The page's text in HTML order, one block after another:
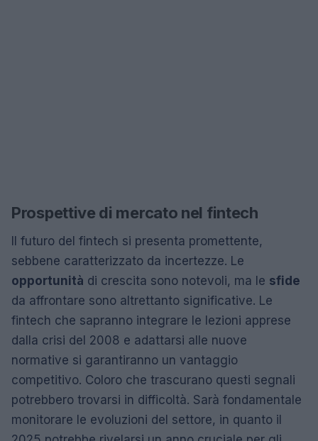
Prospettive di mercato nel fintech
Il futuro del fintech si presenta promettente,
sebbene caratterizzato da incertezze. Le
opportunità di crescita sono notevoli, ma le sfide
da affrontare sono altrettanto significative. Le
fintech che sapranno integrare le lezioni apprese
dalla crisi del 2008 e adattarsi alle nuove
normative si garantiranno un vantaggio
competitivo. Coloro che trascurano questi segnali
potrebbero trovarsi in difficoltà. Sarà fondamentale
monitorare le evoluzioni del settore, in quanto il